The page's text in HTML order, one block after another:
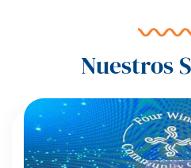
Nuestros